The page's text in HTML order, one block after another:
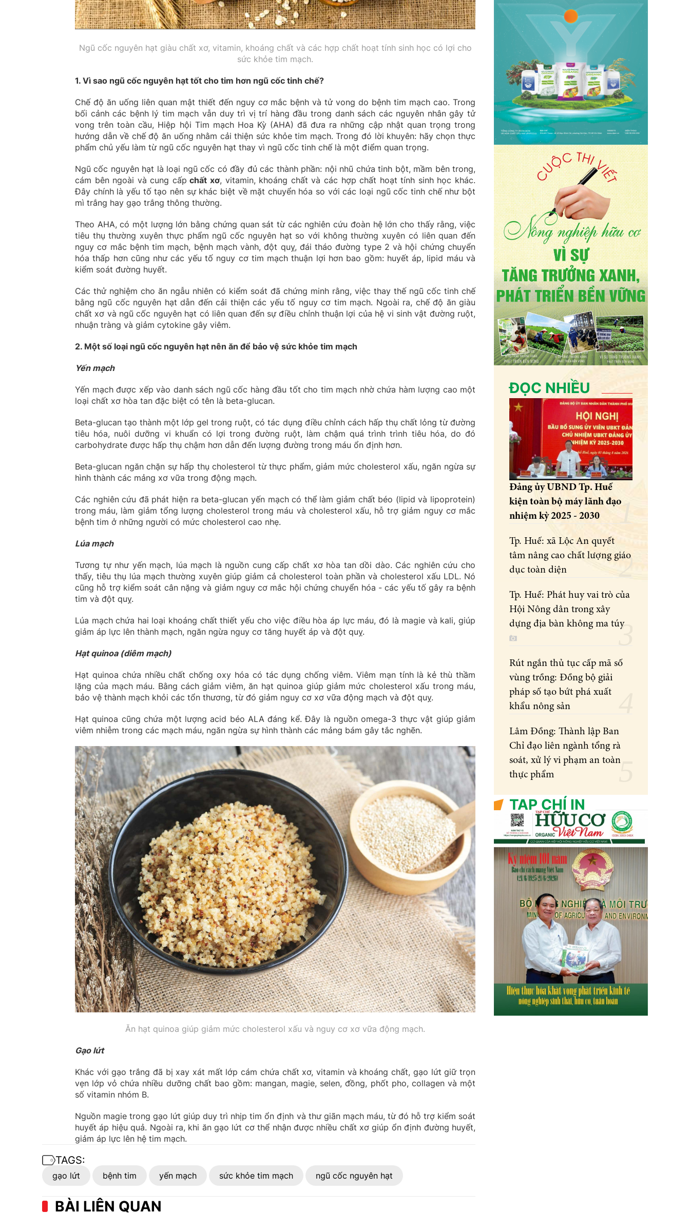
Ngũ cốc nguyên hạt giàu chất xơ, vitamin, khoáng chất và các hợp chất hoạt tính sinh học có lợi cho
sức khỏe tim mạch.
1. Vì sao ngũ cốc nguyên hạt tốt cho tim hơn ngũ cốc tinh chế?
Chế độ ăn uống liên quan mật thiết đến nguy cơ mắc bệnh và tử vong do bệnh tim mạch cao. Trong
bối cảnh các bệnh lý tim mạch vẫn duy trì vị trí hàng đầu trong danh sách các nguyên nhân gây tử
vong trên toàn cầu, Hiệp hội Tim mạch Hoa Kỳ (AHA) đã đưa ra những cập nhật quan trọng trong
hướng dẫn về chế độ ăn uống nhằm cải thiện sức khỏe tim mạch. Trong đó lời khuyên: hãy chọn thực
phẩm chủ yếu làm từ ngũ cốc nguyên hạt thay vì ngũ cốc tinh chế là một điểm quan trọng.
Ngũ cốc nguyên hạt là loại ngũ cốc có đầy đủ các thành phần: nội nhũ chứa tinh bột, mầm bên trong,
cám bên ngoài và cung cấp chất xơ, vitamin, khoáng chất và các hợp chất hoạt tính sinh học khác.
Đây chính là yếu tố tạo nên sự khác biệt về mặt chuyển hóa so với các loại ngũ cốc tinh chế như bột
mì trắng hay gạo trắng thông thường.
Theo AHA, có một lượng lớn bằng chứng quan sát từ các nghiên cứu đoàn hệ lớn cho thấy rằng, việc
tiêu thụ thường xuyên thực phẩm ngũ cốc nguyên hạt so với không thường xuyên có liên quan đến
nguy cơ mắc bệnh tim mạch, bệnh mạch vành, đột quỵ, đái tháo đường type 2 và hội chứng chuyển
hóa thấp hơn cũng như các yếu tố nguy cơ tim mạch thuận lợi hơn bao gồm: huyết áp, lipid máu và
kiểm soát đường huyết.
Các thử nghiệm cho ăn ngẫu nhiên có kiểm soát đã chứng minh rằng, việc thay thế ngũ cốc tinh chế
bằng ngũ cốc nguyên hạt dẫn đến cải thiện các yếu tố nguy cơ tim mạch. Ngoài ra, chế độ ăn giàu
chất xơ và ngũ cốc nguyên hạt có liên quan đến sự điều chỉnh thuận lợi của hệ vi sinh vật đường ruột,
nhuận tràng và giảm cytokine gây viêm.
2. Một số loại ngũ cốc nguyên hạt nên ăn để bảo vệ sức khỏe tim mạch
Yến mạch
Yến mạch được xếp vào danh sách ngũ cốc hàng đầu tốt cho tim mạch nhờ chứa hàm lượng cao một
loại chất xơ hòa tan đặc biệt có tên là beta-glucan.
Beta-glucan tạo thành một lớp gel trong ruột, có tác dụng điều chỉnh cách hấp thụ chất lỏng từ đường
tiêu hóa, nuôi dưỡng vi khuẩn có lợi trong đường ruột, làm chậm quá trình trình tiêu hóa, do đó
carbohydrate được hấp thụ chậm hơn dẫn đến lượng đường trong máu ổn định hơn.
Beta-glucan ngăn chặn sự hấp thụ cholesterol từ thực phẩm, giảm mức cholesterol xấu, ngăn ngừa sự
hình thành các mảng xơ vữa trong động mạch.
Các nghiên cứu đã phát hiện ra beta-glucan yến mạch có thể làm giảm chất béo (lipid và lipoprotein)
trong máu, làm giảm tổng lượng cholesterol trong máu và cholesterol xấu, hỗ trợ giảm nguy cơ mắc
bệnh tim ở những người có mức cholesterol cao nhẹ.
Lúa mạch
Tương tự như yến mạch, lúa mạch là nguồn cung cấp chất xơ hòa tan dồi dào. Các nghiên cứu cho
thấy, tiêu thụ lúa mạch thường xuyên giúp giảm cả cholesterol toàn phần và cholesterol xấu LDL. Nó
cũng hỗ trợ kiểm soát cân nặng và giảm nguy cơ mắc hội chứng chuyển hóa - các yếu tố gây ra bệnh
tim và đột quỵ.
Lúa mạch chứa hai loại khoáng chất thiết yếu cho việc điều hòa áp lực máu, đó là magie và kali, giúp
giảm áp lực lên thành mạch, ngăn ngừa nguy cơ tăng huyết áp và đột quỵ.
Hạt quinoa (diêm mạch)
Hạt quinoa chứa nhiều chất chống oxy hóa có tác dụng chống viêm. Viêm mạn tính là kẻ thù thầm
lặng của mạch máu. Bằng cách giảm viêm, ăn hạt quinoa giúp giảm mức cholesterol xấu trong máu,
bảo vệ thành mạch khỏi các tổn thương, từ đó giảm nguy cơ xơ vữa động mạch và đột quỵ.
Hạt quinoa cũng chứa một lượng acid béo ALA đáng kể. Đây là nguồn omega-3 thực vật giúp giảm
viêm nhiễm trong các mạch máu, ngăn ngừa sự hình thành các mảng bám gây tắc nghẽn.
Ăn hạt quinoa giúp giảm mức cholesterol xấu và nguy cơ xơ vữa động mạch.
Gạo lứt
Khác với gạo trắng đã bị xay xát mất lớp cám chứa chất xơ, vitamin và khoáng chất, gạo lứt giữ trọn
vẹn lớp vỏ chứa nhiều dưỡng chất bao gồm: mangan, magie, selen, đồng, phốt pho, collagen và một
số vitamin nhóm B.
Nguồn magie trong gạo lứt giúp duy trì nhịp tim ổn định và thư giãn mạch máu, từ đó hỗ trợ kiểm soát
huyết áp hiệu quả. Ngoài ra, khi ăn gạo lứt cơ thể nhận được nhiều chất xơ giúp ổn định đường huyết,
giảm áp lực lên hệ tim mạch.
TAGS:
gạo lứt bệnh tim yến mạch sức khỏe tim mạch ngũ cốc nguyên hạt
BÀI LIÊN QUAN
ĐỌC NHIỀU
Đảng ủy UBND Tp. Huế
kiện toàn bộ máy lãnh đạo
nhiệm kỳ 2025 - 2030
Tp. Huế: xã Lộc An quyết
tâm nâng cao chất lượng giáo
dục toàn diện
Tp. Huế: Phát huy vai trò của
Hội Nông dân trong xây
dựng địa bàn không ma túy
Rút ngắn thủ tục cấp mã số
vùng trồng: Đồng bộ giải
pháp số tạo bứt phá xuất
khẩu nông sản
Lâm Đồng: Thành lập Ban
Chỉ đạo liên ngành tổng rà
soát, xử lý vi phạm an toàn
thực phẩm
TẠP CHÍ IN